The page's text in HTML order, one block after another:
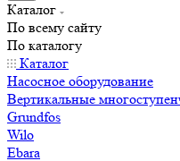
Каталог
По всему сайту
По каталогу
Каталог
Насосное оборудование
Вертикальные
Grundfos
Wilo
Ebara